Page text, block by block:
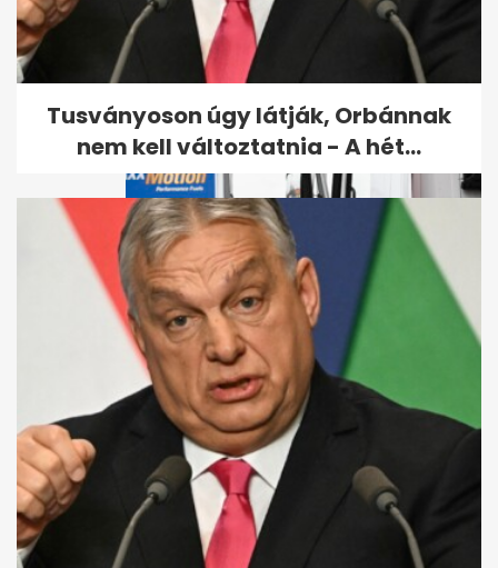
Kiderült, hogyan végzett
gyilkosa a Budapesten eltűnt
amerikai...
Egy hétig országos rendőrségi
ellenőrzést tartanak a
közutakon
Tusványoson úgy látják, Orbánnak
nem kell változtatnia - A hét...